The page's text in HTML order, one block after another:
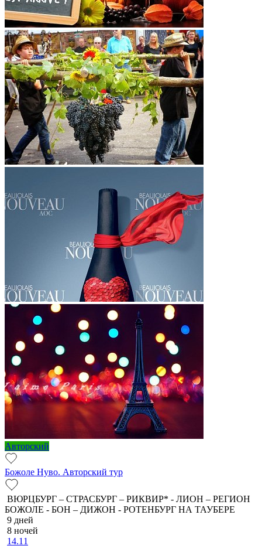
Авторский
Божоле Нуво. Авторский тур
ВЮРЦБУРГ – СТРАСБУРГ – РИКВИР* - ЛИОН – РЕГИОН
БОЖОЛЕ - БОН – ДИЖОН - РОТЕНБУРГ НА ТАУБЕРЕ
9 дней
8 ночей
14.11